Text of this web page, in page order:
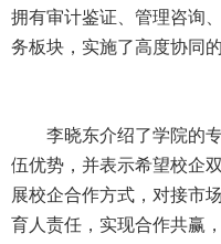
拥有审计鉴证、管理咨询
务板块，实施了高度协同
李晓东介绍了学院的
伍优势，并表示希望校企
展校企合作方式，对接市
育人责任，实现合作共赢